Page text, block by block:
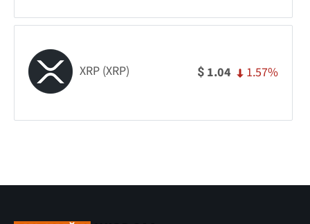
XRP (XRP) $ 1.04 1.57%